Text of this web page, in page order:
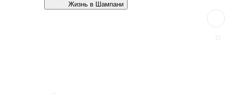
Жизнь в Шампани